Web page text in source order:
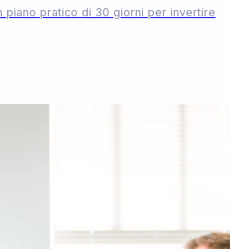
piano pratico di 30 giorni per invertire